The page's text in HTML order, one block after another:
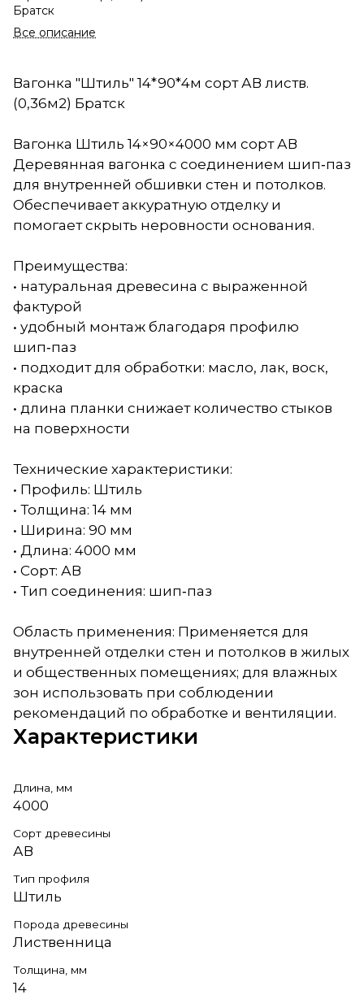
Братск
Все описание
Вагонка "Штиль" 14*90*4м сорт АВ листв.
(0,36м2) Братск
Вагонка Штиль 14×90×4000 мм сорт АВ
Деревянная вагонка с соединением шип‑паз
для внутренней обшивки стен и потолков.
Обеспечивает аккуратную отделку и
помогает скрыть неровности основания.
Преимущества:
• натуральная древесина с выраженной
фактурой
• удобный монтаж благодаря профилю
шип‑паз
• подходит для обработки: масло, лак, воск,
краска
• длина планки снижает количество стыков
на поверхности
Технические характеристики:
• Профиль: Штиль
• Толщина: 14 мм
• Ширина: 90 мм
• Длина: 4000 мм
• Сорт: АВ
• Тип соединения: шип‑паз
Область применения: Применяется для
внутренней отделки стен и потолков в жилых
и общественных помещениях; для влажных
зон использовать при соблюдении
рекомендаций по обработке и вентиляции.
Характеристики
Длина, мм
4000
Сорт древесины
АВ
Тип профиля
Штиль
Порода древесины
Лиственница
Толщина, мм
14